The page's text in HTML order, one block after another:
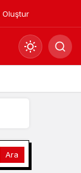
Oluştur
Mod
değiştir